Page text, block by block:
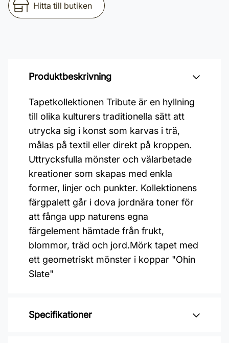
Hitta till butiken
Produktbeskrivning
Tapetkollektionen Tribute är en hyllning
till olika kulturers traditionella sätt att
utrycka sig i konst som karvas i trä,
målas på textil eller direkt på kroppen.
Uttrycksfulla mönster och välarbetade
kreationer som skapas med enkla
former, linjer och punkter. Kollektionens
färgpalett går i dova jordnära toner för
att fånga upp naturens egna
färgelement hämtade från frukt,
blommor, träd och jord.Mörk tapet med
ett geometriskt mönster i koppar "Ohin
Slate"
Specifikationer